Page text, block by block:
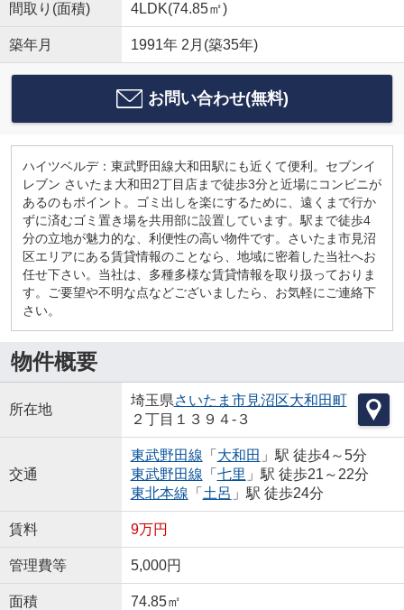
間取り(面積) 4LDK(74.85㎡)
築年月 1991年 2月(築35年)
お問い合わせ(無料)
ハイツベルデ：東武野田線大和田駅にも近くて便利。セブンイ
レブン さいたま大和田2丁目店まで徒歩3分と近場にコンビニが
あるのもポイント。ゴミ出しを楽にするために、遠くまで行か
ずに済むゴミ置き場を共用部に設置しています。駅まで徒歩4
分の立地が魅力的な、利便性の高い物件です。さいたま市見沼
区エリアにある賃貸情報のことなら、地域に密着した当社へお
任せ下さい。当社は、多種多様な賃貸情報を取り扱っておりま
す。ご要望や不明な点などございましたら、お気軽にご連絡下
さい。
物件概要
所在地
埼玉県さいたま市見沼区大和田町
２丁目１３９４-３
交通
東武野田線 「 大和田 」駅 徒歩4～5分
東武野田線 「 七里 」駅 徒歩21～22分
東北本線 「 土呂 」駅 徒歩24分
賃料 9万円
管理費等 5,000円
面積 74.85㎡